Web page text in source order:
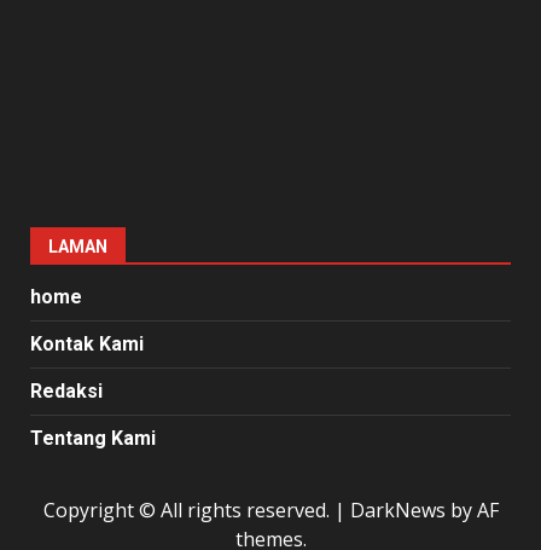
LAMAN
home
Kontak Kami
Redaksi
Tentang Kami
Copyright © All rights reserved. | DarkNews by AF
themes.